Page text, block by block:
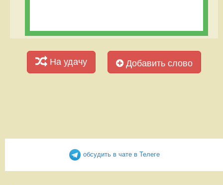
На удачу Добавить слово
обсудить в чате в Телеге